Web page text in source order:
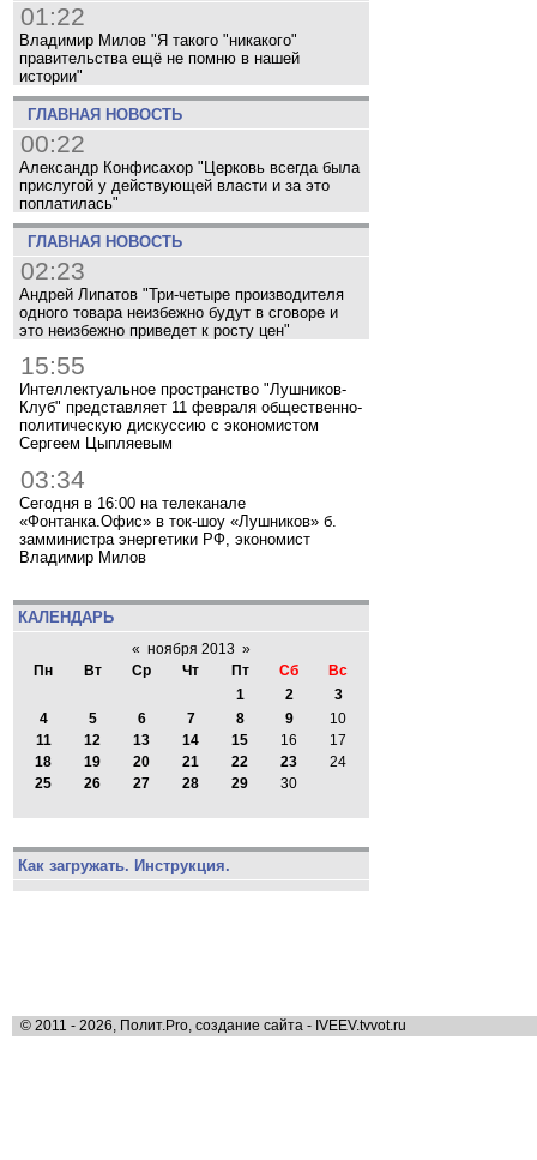
01:22
Владимир Милов "Я такого "никакого"
правительства ещё не помню в нашей
истории"
ГЛАВНАЯ НОВОСТЬ
00:22
Александр Конфисахор "Церковь всегда была
прислугой у действующей власти и за это
поплатилась"
ГЛАВНАЯ НОВОСТЬ
02:23
Андрей Липатов "Три-четыре производителя
одного товара неизбежно будут в сговоре и
это неизбежно приведет к росту цен"
15:55
Интеллектуальное пространство "Лушников-
Клуб" представляет 11 февраля общественно-
политическую дискуссию с экономистом
Сергеем Цыпляевым
03:34
Сегодня в 16:00 на телеканале
«Фонтанка.Офис» в ток-шоу «Лушников» б.
замминистра энергетики РФ, экономист
Владимир Милов
КАЛЕНДАРЬ
« ноября 2013 »
Пн
Вт Ср Чт Пт Сб
Вс
1
2
3
4
5 6 7 8 9
10
11
12 13 14 15 16
17
18
19 20 21 22 23
24
25
26 27 28 29 30
Как загружать. Инструкция.
© 2011 - 2026, Полит.Pro, создание сайта - IVEEV.tvvot.ru